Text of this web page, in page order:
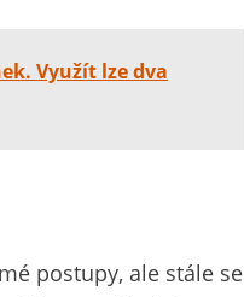
Využít lze dva
postupy, ale stále se